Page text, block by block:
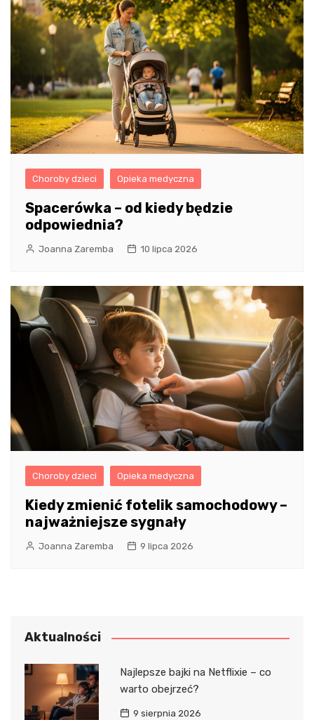
Choroby dzieci Opieka medyczna
Spacerówka – od kiedy będzie
odpowiednia?
Joanna Zaremba 10 lipca 2026
Choroby dzieci Opieka medyczna
Kiedy zmienić fotelik samochodowy –
najważniejsze sygnały
Joanna Zaremba 9 lipca 2026
Aktualności
Najlepsze bajki na Netflixie – co
warto obejrzeć?
9 sierpnia 2026